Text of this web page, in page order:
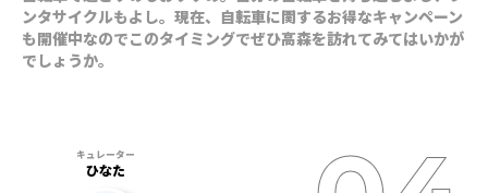
ンタサイクルもよし。現在、自転車に関するお得なキャンペーン
も開催中なのでこのタイミングでぜひ高森を訪れてみてはいかが
でしょうか。
ひなた